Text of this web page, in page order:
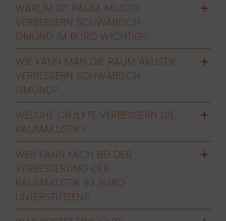
WARUM IST RAUM AKUSTIK
VERBESSERN SCHWÄBISCH
GMÜND IM BÜRO WICHTIG?
WIE KANN MAN DIE RAUM AKUSTIK
VERBESSERN SCHWÄBISCH
GMÜND?
WELCHE OBJEKTE VERBESSERN DIE
RAUMAKUSTIK?
WER KANN MICH BEI DER
VERBESSERUNG DER
RAUMAKUSTIK IM BÜRO
UNTERSTÜTZEN?